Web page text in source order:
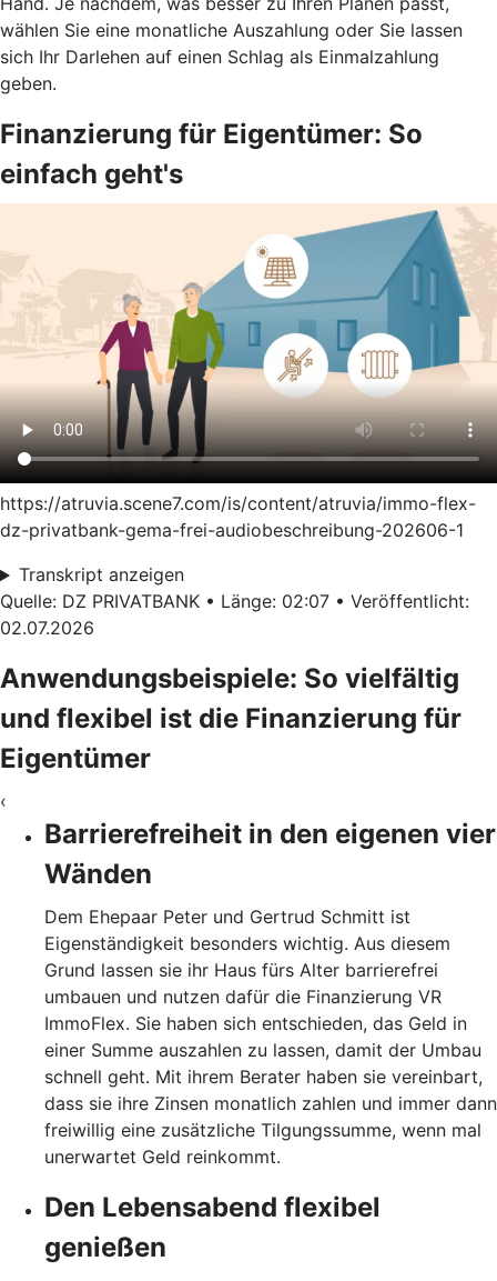
wählen Sie eine monatliche Auszahlung oder Sie lassen
sich Ihr Darlehen auf einen Schlag als Einmalzahlung
geben.
Finanzierung für Eigentümer: So
einfach geht's
https://atruvia.scene7.com/is/content/atruvia/immo-flex-
dz-privatbank-gema-frei-audiobeschreibung-202606-1
Transkript anzeigen
Quelle: DZ PRIVATBANK • Länge: 02:07 • Veröffentlicht:
02.07.2026
Anwendungsbeispiele: So vielfältig
und flexibel ist die Finanzierung für
Eigentümer
‹
Barrierefreiheit in den eigenen vier
Wänden
Dem Ehepaar Peter und Gertrud Schmitt ist
Eigenständigkeit besonders wichtig. Aus diesem
Grund lassen sie ihr Haus fürs Alter barrierefrei
umbauen und nutzen dafür die Finanzierung VR
ImmoFlex. Sie haben sich entschieden, das Geld in
einer Summe auszahlen zu lassen, damit der Umbau
schnell geht. Mit ihrem Berater haben sie vereinbart,
dass sie ihre Zinsen monatlich zahlen und immer dann
freiwillig eine zusätzliche Tilgungssumme, wenn mal
unerwartet Geld reinkommt.
Den Lebensabend flexibel
genießen